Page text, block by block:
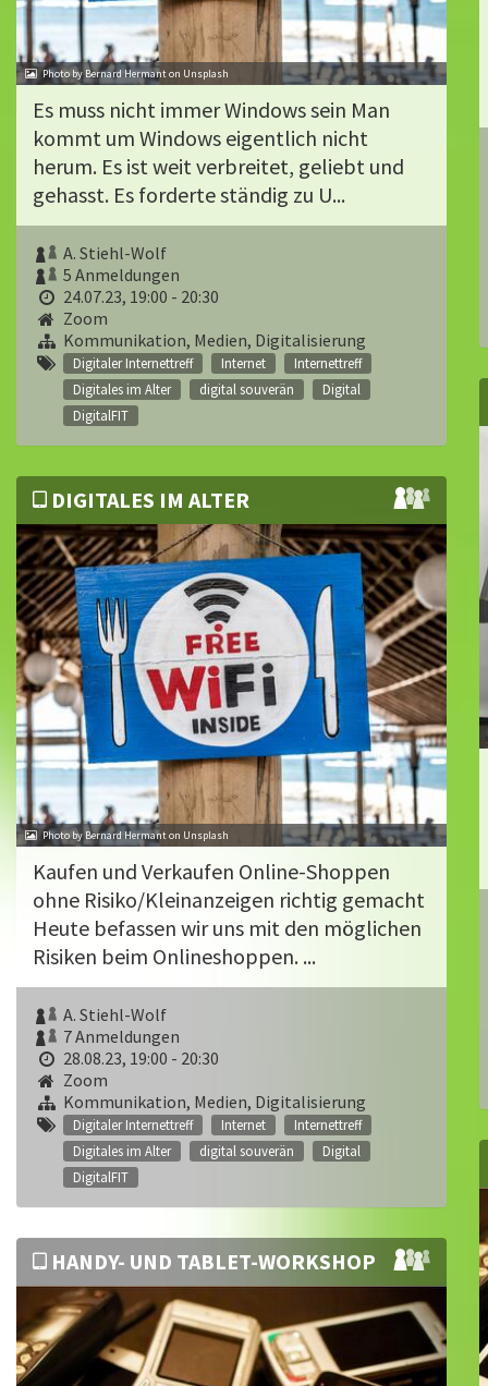
Photo by Bernard Hermant on Unsplash
Es muss nicht immer Windows sein Man
kommt um Windows eigentlich nicht
herum. Es ist weit verbreitet, geliebt und
gehasst. Es forderte ständig zu U...
A. Stiehl-Wolf
5 Anmeldungen
24.07.23, 19:00 - 20:30
Zoom
Kommunikation, Medien, Digitalisierung
Digitaler Internettreff Internet
Internettreff
Digitales im Alter
digital souverän
Digital
DigitalFIT
DIGITALES IM ALTER
Photo by Bernard Hermant on Unsplash
Kaufen und Verkaufen Online-Shoppen
ohne Risiko/Kleinanzeigen richtig gemacht
Heute befassen wir uns mit den möglichen
Risiken beim Onlineshoppen. ...
A. Stiehl-Wolf
7 Anmeldungen
28.08.23, 19:00 - 20:30
Zoom
Kommunikation, Medien, Digitalisierung
Digitaler Internettreff Internet
Internettreff
Digitales im Alter
digital souverän
Digital
DigitalFIT
HANDY- UND TABLET-WORKSHOP